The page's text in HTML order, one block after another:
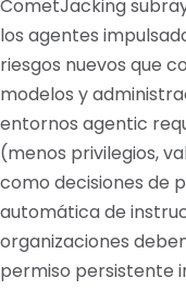
CometJacking
los agentes
riesgos nuevos que
modelos y
entornos agentic
(menos privilegios,
como decisiones de
automática de
organizaciones
permiso persistente